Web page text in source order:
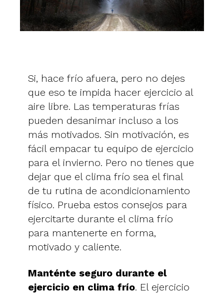
Si, hace frío afuera, pero no dejes
que eso te impida hacer ejercicio al
aire libre. Las temperaturas frías
pueden desanimar incluso a los
más motivados. Sin motivación, es
fácil empacar tu equipo de ejercicio
para el invierno. Pero no tienes que
dejar que el clima frío sea el final
de tu rutina de acondicionamiento
físico. Prueba estos consejos para
ejercitarte durante el clima frío
para mantenerte en forma,
motivado y caliente.
Manténte seguro durante el
ejercicio en clima frío. El ejercicio